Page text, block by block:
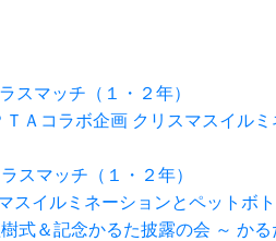
スマッチ（１・２年）
Ａコラボ企画 クリスマスイル
スマッチ（１・２年）
スイルミネーションとペットボ
式＆記念かるた披露の会 ～ かる